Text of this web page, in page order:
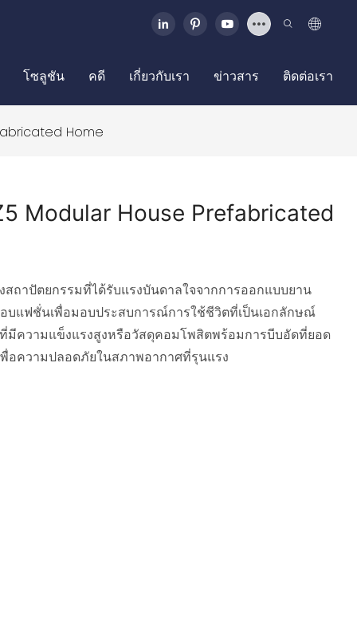
โซลูชัน คดี เกี่ยวกับเรา ข่าวสาร ติดต่อเรา
Home
Modular House Prefabricated
ถาปัตยกรรมที่ได้รับแรงบันดาลใจจากการออกแบบยาน
บแฟชั่นเพื่อมอบประสบการณ์การใช้ชีวิตที่เป็นเอกลักษณ์
มีความแข็งแรงสูงหรือวัสดุคอมโพสิตพร้อมการบีบอัดที่ยอด
อความปลอดภัยในสภาพอากาศที่รุนแรง